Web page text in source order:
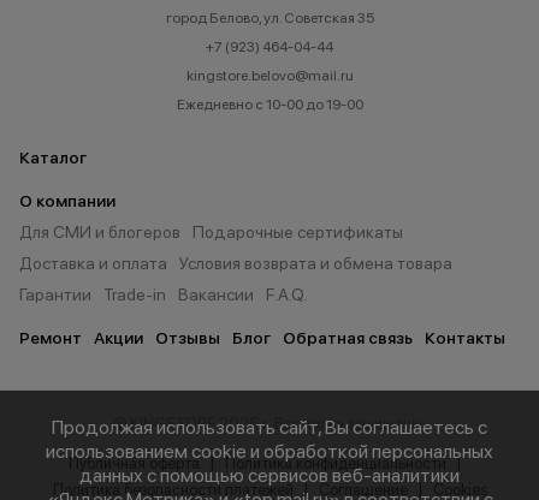
город Белово, ул. Советская 35
+7 (923) 464-04-44
kingstore.belovo@mail.ru
Ежедневно с 10-00 до 19-00
Каталог
О компании
Для СМИ и блогеров
Подарочные сертификаты
Доставка и оплата
Условия возврата и обмена товара
Гарантии
Trade-in Вакансии F.A.Q.
Ремонт Акции Отзывы Блог Обратная связь Контакты
© KINGSTORE 2026 г. Все права защищены.
Публичная оферта
Политика конфиденциальности
Политика безопасности платежей
Продолжая использовать сайт, Вы соглашаетесь с
использованием cookie и обработкой персональных
данных с помощью сервисов веб-аналитики